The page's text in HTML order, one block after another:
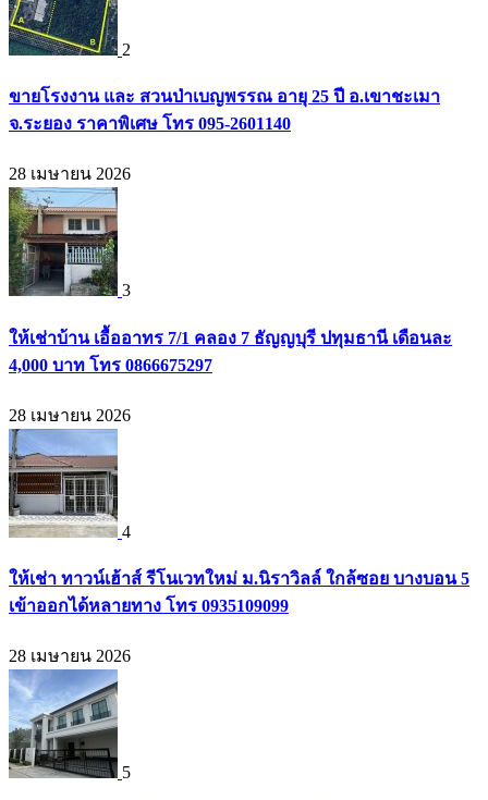
2
ขายโรงงาน และ สวนป่าเบญพรรณ อายุ 25 ปี อ.เขาชะเมา
จ.ระยอง ราคาพิเศษ โทร 095-2601140
28 เมษายน 2026
3
ให้เช่าบ้าน เอื้ออาทร 7/1 คลอง 7 ธัญญบุรี ปทุมธานี เดือนละ
4,000 บาท โทร 0866675297
28 เมษายน 2026
4
ให้เช่า ทาวน์เฮ้าส์ รีโนเวทใหม่ ม.นิราวิลล์ ใกล้ซอย บางบอน 5
เข้าออกได้หลายทาง โทร 0935109099
28 เมษายน 2026
5